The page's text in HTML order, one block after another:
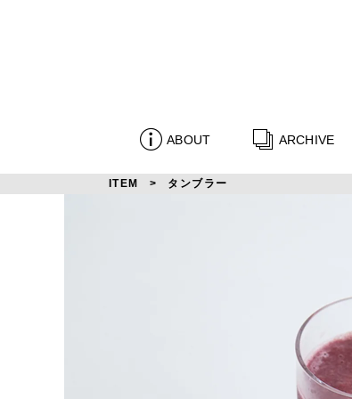
ABOUT ARCHIVE
ITEM タンブラー